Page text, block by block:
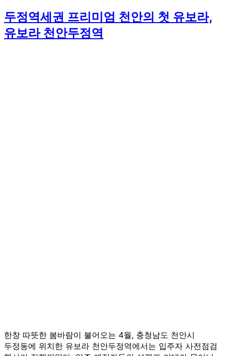
두정역세권 프리미엄 천안의 첫 유보라,
유보라 천안두정역
한창 따뜻한 봄바람이 불어오는 4월, 충청남도 천안시
두정동에 위치한 유보라 천안두정역에서는 입주자 사전점검